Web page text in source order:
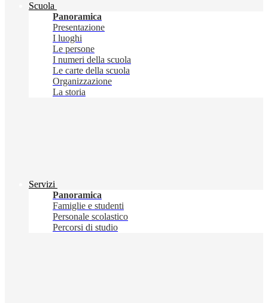
Scuola
Panoramica
Presentazione
I luoghi
Le persone
I numeri della scuola
Le carte della scuola
Organizzazione
La storia
Servizi
Panoramica
Famiglie e studenti
Personale scolastico
Percorsi di studio